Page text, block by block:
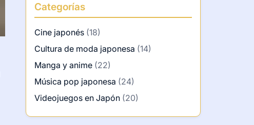
Categorías
Cine japonés(18)
Cultura de moda japonesa (14)
Manga y anime(22)
Música pop japonesa (24)
Videojuegos en Japón(20)